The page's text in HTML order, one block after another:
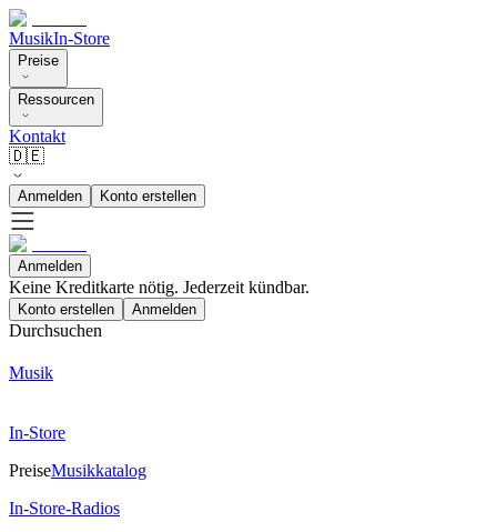
MusikIn-Store
Preise
Ressourcen
Kontakt
🇩🇪
Anmelden Konto erstellen
Anmelden
Keine Kreditkarte nötig. Jederzeit kündbar.
Konto erstellen Anmelden
Durchsuchen
Musik
In-Store
PreiseMusikkatalog
In-Store-Radios